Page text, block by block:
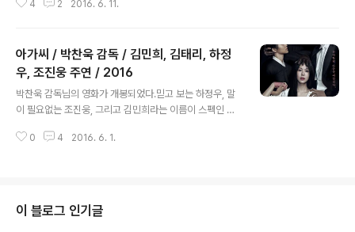
때 예상했기 때문이다.물론 모든 책이, 두 번째 읽을 때 느
단, 개발 공부를 시작하는 사람의 입장에서의 이야기이고,
이 책을 처음 읽고나서, 두 번째로 읽기 전에 어느 정도의
개발 공부를 했다는 가정하의 이야기이다.이미 많은 것을
알고 있는 사람에겐 나의 이야기가 공감이 안될 것이다.사
실,이 책을 처음 읽고 많은 실망을 했기 때문에, 적어도 서
평을 쓰려면 한 번 더 읽고 나서 쓰겠다는 생각으로서평을
4 2 2016. 6. 11.
아가씨 / 박찬욱 감독 / 김민희, 김태리, 하정
우, 조진웅 주연 / 2016
박찬욱 감독님의 영화가 개봉되었다.믿고 보는 하정우, 말
이 필요없는 조진웅, 그리고 김민희라는 이름이 스펙인 김
주목을 받은 작품이다.나 또한 많은 기대를 하고 있는 작품
찬욱 감독님 작품이다.영화가 잘 빠졌다면(?) 두 번이라도
볼 수 있는 것이다.글쎄,영화를 보고 나와서는 두 번까지(?)
0 4 2016. 6. 1.
이 블로그 인기글